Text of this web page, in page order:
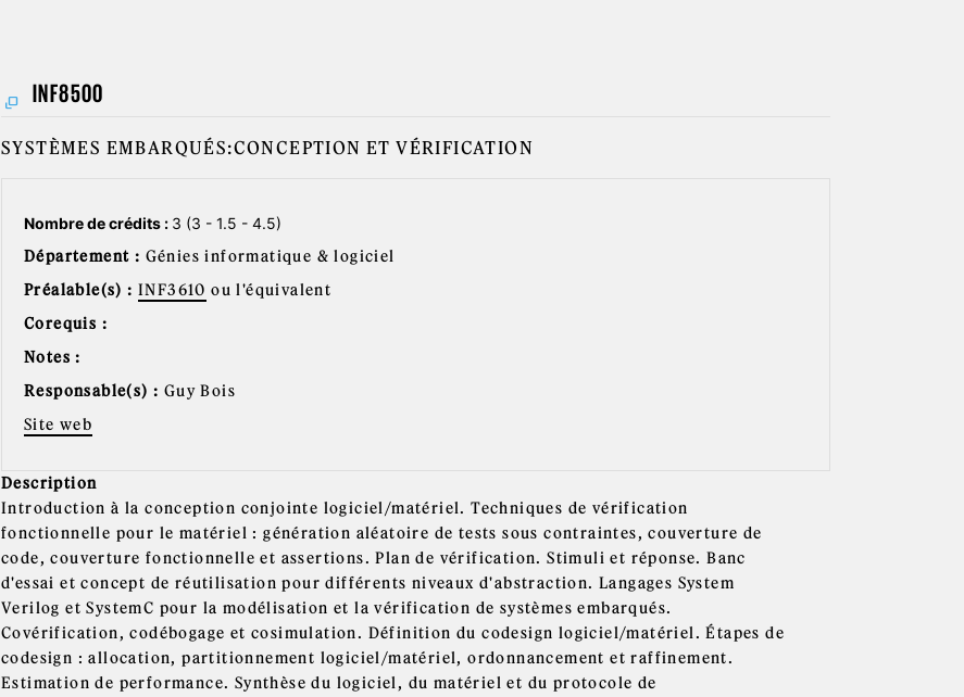
INF8500
SYSTÈMES EMBARQUÉS:CONCEPTION ET VÉRIFICATION
Nombre de crédits : 3 (3 - 1.5 - 4.5)
Département : Génies informatique & logiciel
Préalable(s) : INF3610 ou l'équivalent
Corequis :
Notes :
Responsable(s) : Guy Bois
Site web
Description
Introduction à la conception conjointe logiciel/matériel. Techniques de vérification
fonctionnelle pour le matériel : génération aléatoire de tests sous contraintes, couverture de
code, couverture fonctionnelle et assertions. Plan de vérification. Stimuli et réponse. Banc
d'essai et concept de réutilisation pour différents niveaux d'abstraction. Langages System
Verilog et SystemC pour la modélisation et la vérification de systèmes embarqués.
Covérification, codébogage et cosimulation. Définition du codesign logiciel/matériel. Étapes de
codesign : allocation, partitionnement logiciel/matériel, ordonnancement et raffinement.
Estimation de performance. Synthèse du logiciel, du matériel et du protocole de